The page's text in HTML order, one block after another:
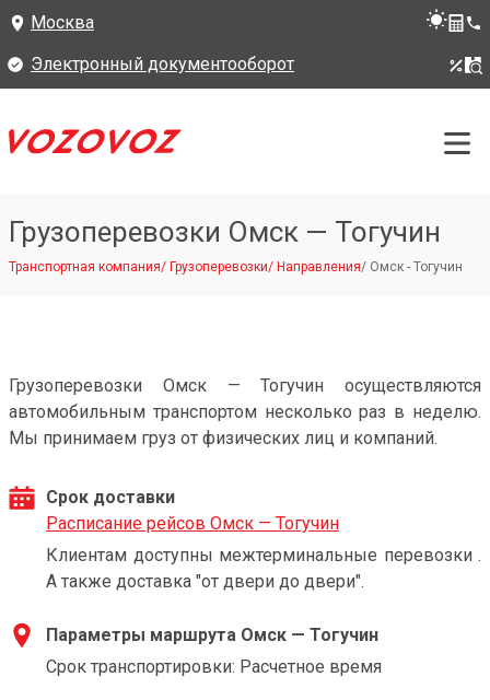
Москва
Электронный документооборот
Грузоперевозки Омск — Тогучин
Транспортная компания/ Грузоперевозки/ Направления/ Омск - Тогучин
Грузоперевозки Омск — Тогучин осуществляются
автомобильным транспортом несколько раз в неделю.
Мы принимаем груз от физических лиц и компаний.
Срок доставки
Расписание рейсов Омск — Тогучин
Клиентам доступны межтерминальные перевозки .
А также доставка "от двери до двери".
Параметры маршрута Омск — Тогучин
Срок транспортировки: Расчетное время